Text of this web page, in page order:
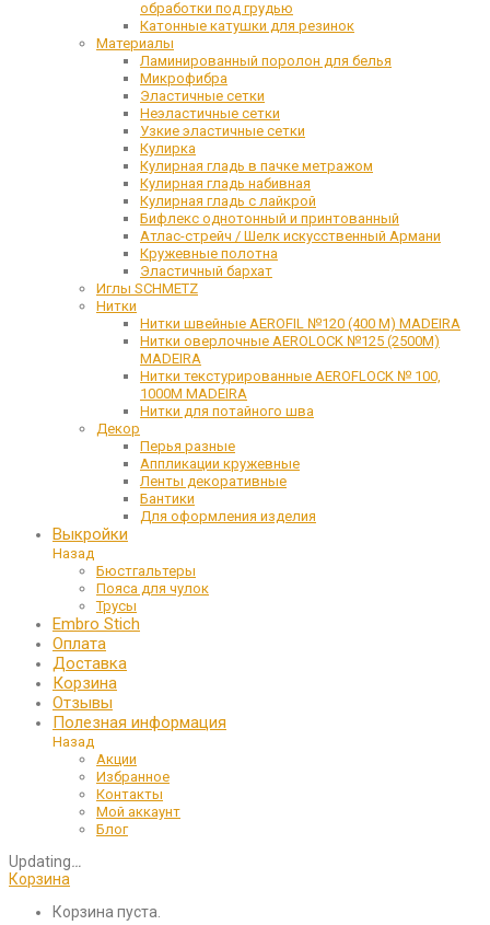
обработки под грудью
Катонные катушки для резинок
Материалы
Ламинированный поролон для белья
Микрофибра
Эластичные сетки
Неэластичные сетки
Узкие эластичные сетки
Кулирка
Кулирная гладь в пачке метражом
Кулирная гладь набивная
Кулирная гладь с лайкрой
Бифлекс однотонный и принтованный
Атлас-стрейч / Шелк искусственный Армани
Кружевные полотна
Эластичный бархат
Иглы SCHMETZ
Нитки
Нитки швейные AEROFIL №120 (400 М) MADEIRA
Нитки оверлочные AEROLOCK №125 (2500М)
MADEIRA
Нитки текстурированные AEROFLOCK № 100,
1000М MADEIRA
Нитки для потайного шва
Декор
Перья разные
Аппликации кружевные
Ленты декоративные
Бантики
Для оформления изделия
Выкройки
Назад
Бюстгальтеры
Пояса для чулок
Трусы
Embro Stich
Оплата
Доставка
Корзина
Отзывы
Полезная информация
Назад
Акции
Избранное
Контакты
Мой аккаунт
Блог
Updating…
Корзина
Корзина пуста.